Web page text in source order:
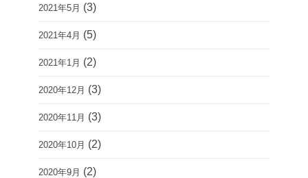
2021年5月 (3)
2021年4月 (5)
2021年1月 (2)
2020年12月 (3)
2020年11月 (3)
2020年10月 (2)
2020年9月 (2)